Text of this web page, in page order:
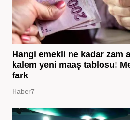
Hangi emekli ne kadar zam
kalem yeni maaş tablosu!
fark
Haber7